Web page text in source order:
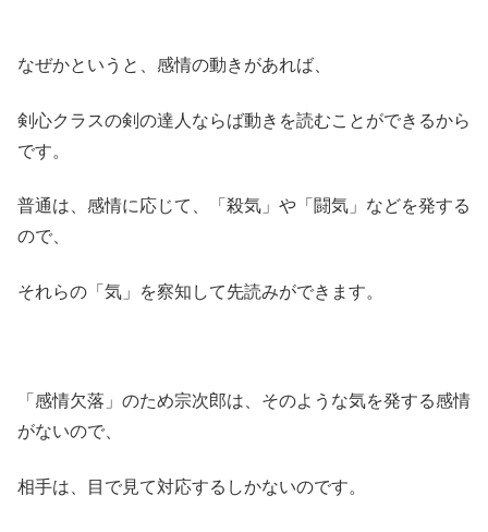
なぜかというと、感情の動きがあれば、
剣心クラスの剣の達人ならば動きを読むことができるから
です。
普通は、感情に応じて、「殺気」や「闘気」などを発する
ので、
それらの「気」を察知して先読みができます。
「感情欠落」のため宗次郎は、そのような気を発する感情
がないので、
相手は、目で見て対応するしかないのです。